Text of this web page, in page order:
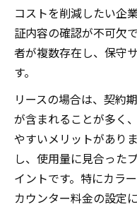
コスト比較から
業務用コピー
イント
中古コピー機
実際
業務用プリン
も必須
保守契約や
コストを削減したい企
証内容の確認が不可欠
者が複数存在し、保守
す。
リースの場合は、契約
が含まれることが多く
やすいメリットがあり
し、使用量に見合った
イントです。特にカラ
カウンター料金の設定